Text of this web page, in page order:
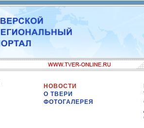
НОВОСТИ
О ТВЕРИ
ФОТОГАЛЕРЕЯ